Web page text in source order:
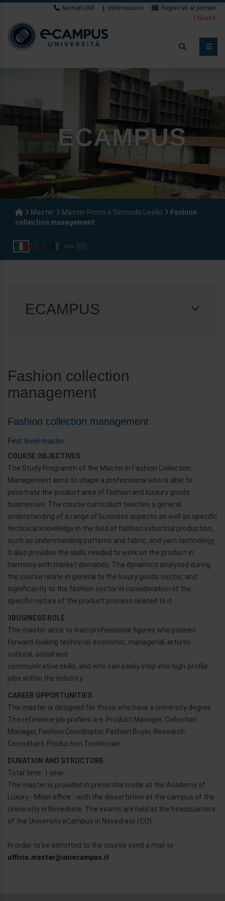
Numeri Utili Informazioni
Registrati al portale
Novità
ECAMPUS
Master Master Primo e Secondo Livello
Fashion
collection management
ECAMPUS
Fashion collection
management
Fashion collection management
First level master
COURSE OBJECTIVES
The Study Programm of the Master in Fashion Collection
Management aims to shape a professional who is able to
penetrate the product area of fashion and luxxury goods
businesses. The course curriculum teaches a general
understanding of a range of business aspects as well as specific
technical knowledge in the field of fashion industrial production,
such as understanding patterns and fabric, and yarn technology.
It also provides the skills needed to work on the product in
harmony with market demands. The dynamics analysed during
the course relate in general to the luxury goods sector, and
significantly to the fashion sector in consideration of the
specific nature of the product process related to it.
3BUSINESS ROLE
The master aims to train professional figures who posses
forward-looking technical, economic, managerial, artistic-
cultural, social and
communicative skills, and who can easily step into high-profile
jobs within the industry.
CAREER OPPORTUNITIES
The master is designed for those who have a university degree.
The reference job profiles are: Product Manager, Collection
Manager, Fashion Coordinator, Fashion Buyer, Research
Consultant, Production Technician.
DURATION AND STRUCTURE
Total time: 1 year.
The master is provided in presential mode at the Academy of
Luxury - Milan office - with the dissertation at the campus of the
University in Novedrate. The exams are held at the headquarters
of the University eCampus in Novedrate (CO).
In order to be admitted to the course send a mail to
ufficio.master@uniecampus.it